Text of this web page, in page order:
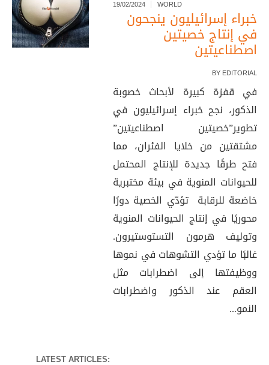
19/02/2024 WORLD
خبراء إسرائيليون ينجحون
في إنتاج خصيتين
اصطناعيتين
BY EDITORIAL
في قفزة كبيرة لأبحاث خصوبة
الذكور، نجح خبراء إسرائيليون في
تطوير”خصيتين اصطناعيتين”
مشتقتين من خلايا الفئران، مما
فتح طرقًا جديدة للإنتاج المحتمل
للحيوانات المنوية في بيئة مختبرية
خاضعة للرقابة تؤدّي الخصية دورًا
محوريًا في إنتاج الحيوانات المنوية
وتوليف هرمون التستوستيرون.
غالبًا ما تؤدي التشوهات في نموها
ووظيفتها إلى اضطرابات مثل
العقم عند الذكور واضطرابات
النمو...
LATEST ARTICLES: